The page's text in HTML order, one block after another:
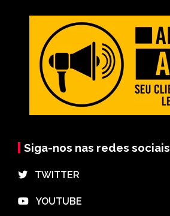
Siga-nos nas redes sociais
⠀TWITTER
⠀YOUTUBE